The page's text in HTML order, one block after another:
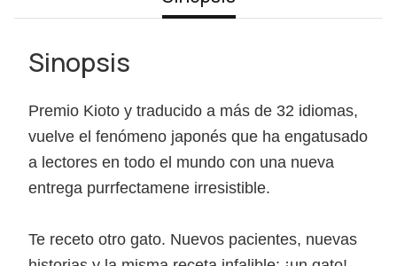
Sinopsis
Premio Kioto y traducido a más de 32 idiomas,
vuelve el fenómeno japonés que ha engatusado
a lectores en todo el mundo con una nueva
entrega purrfectamene irresistible.
Te receto otro gato. Nuevos pacientes, nuevas